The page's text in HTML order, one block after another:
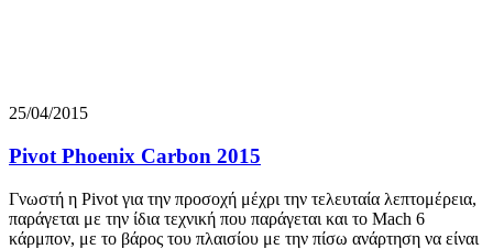
25/04/2015
Pivot Phoenix Carbon 2015
Γνωστή η Pivot για την προσοχή μέχρι την τελευταία λεπτομέρεια,
παράγεται με την ίδια τεχνική που παράγεται και το Mach 6
κάρμπον, με το βάρος του πλαισίου με την πίσω ανάρτηση να είναι